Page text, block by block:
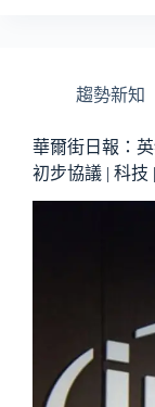
趨勢新知
華爾街日報：
初步協議 | 科技